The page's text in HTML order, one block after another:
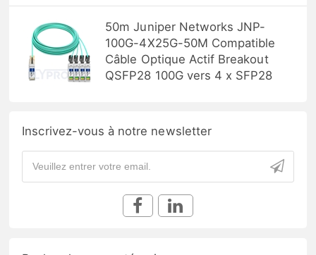
50m Juniper Networks JNP-
100G-4X25G-50M Compatible
Câble Optique Actif Breakout
QSFP28 100G vers 4 x SFP28
Inscrivez-vous à notre newsletter